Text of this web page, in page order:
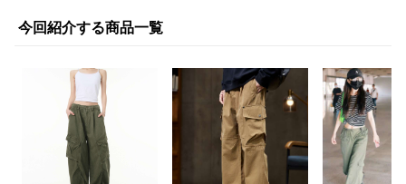
今回紹介する商品一覧